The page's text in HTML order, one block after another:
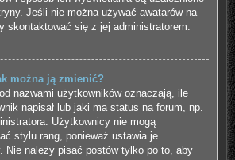
Jeśli nie można używać awatarów na
skontaktować się z jej administratorem.
można ją zmienić?
nazwami użytkowników oznaczają, ile
napisał lub jaki ma status na forum, np.
Użytkownicy nie mogą
stylu rang, ponieważ ustawia je
Nie należy pisać postów tylko po to, aby